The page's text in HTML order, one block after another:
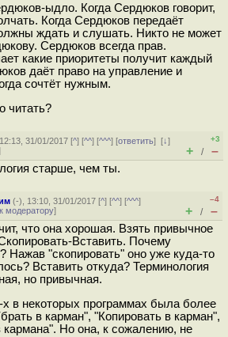
ыдло. Когда Сердюков говорит,
Когда Сердюков передаёт
ждать и слушать. Никто не может
Сердюков всегда прав.
какие приоритеты получит каждый
даёт право на управление и
сочтёт нужным.
читать?
31/01/2017 [^] [^^] [^^^] [ответить][↓]
+3
+ / –
старше, чем ты.
(-), 13:10, 31/01/2017 [^] [^^] [^^^]
к модератору]
–4
+ / –
что она хорошая. Взять привычное
Вставить. Почему
Нажав "скопировать" оно уже куда-то
Вставить откуда? Терминология
но привычная.
х в некоторых программах была более
в карман", "Копировать в карман",
кармана". Но она, к сожалению, не